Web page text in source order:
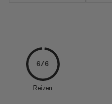
6/6
Reizen